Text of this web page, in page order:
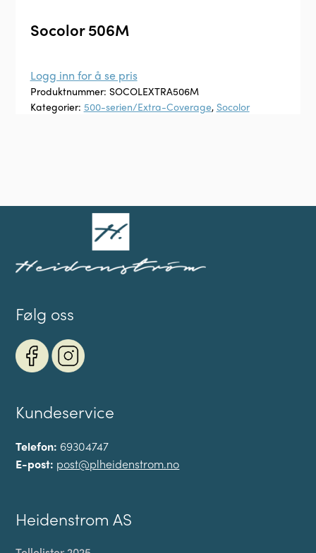
Socolor 506M
Logg inn for å se pris
Produktnummer: SOCOLEXTRA506M
Kategorier: 500-serien/Extra-Coverage, Socolor
Følg oss
Kundeservice
Telefon: 69304747
E-post: post@plheidenstrom.no
Heidenstrom AS